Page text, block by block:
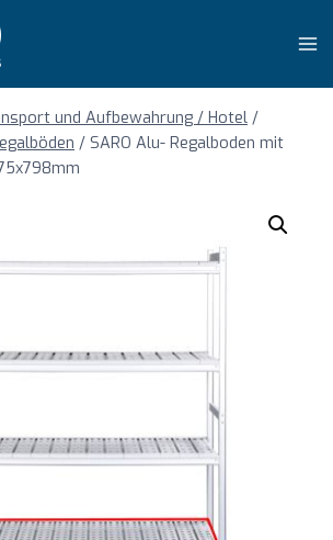
und Aufbewahrung / Hotel /
/ SARO Alu- Regalboden mit